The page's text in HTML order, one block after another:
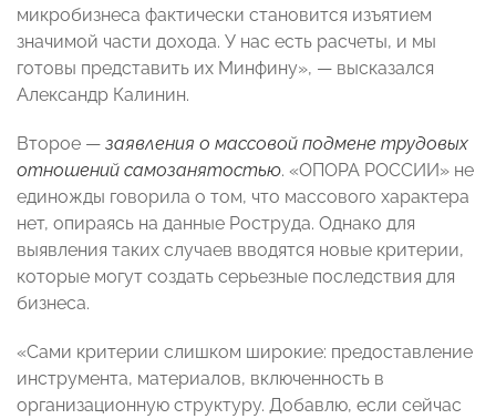
микробизнеса фактически становится изъятием
значимой части дохода. У нас есть расчеты, и мы
готовы представить их Минфину», — высказался
Александр Калинин.
Второе — заявления о массовой подмене трудовых
отношений самозанятостью. «ОПОРА РОССИИ» не
единожды говорила о том, что массового характера
нет, опираясь на данные Роструда. Однако для
выявления таких случаев вводятся новые критерии,
которые могут создать серьезные последствия для
бизнеса.
«Сами критерии слишком широкие: предоставление
инструмента, материалов, включенность в
организационную структуру. Добавлю, если сейчас